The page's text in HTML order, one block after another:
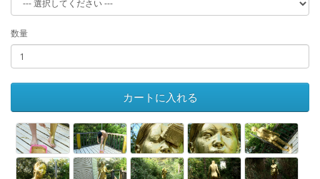
数量
カートに入れる